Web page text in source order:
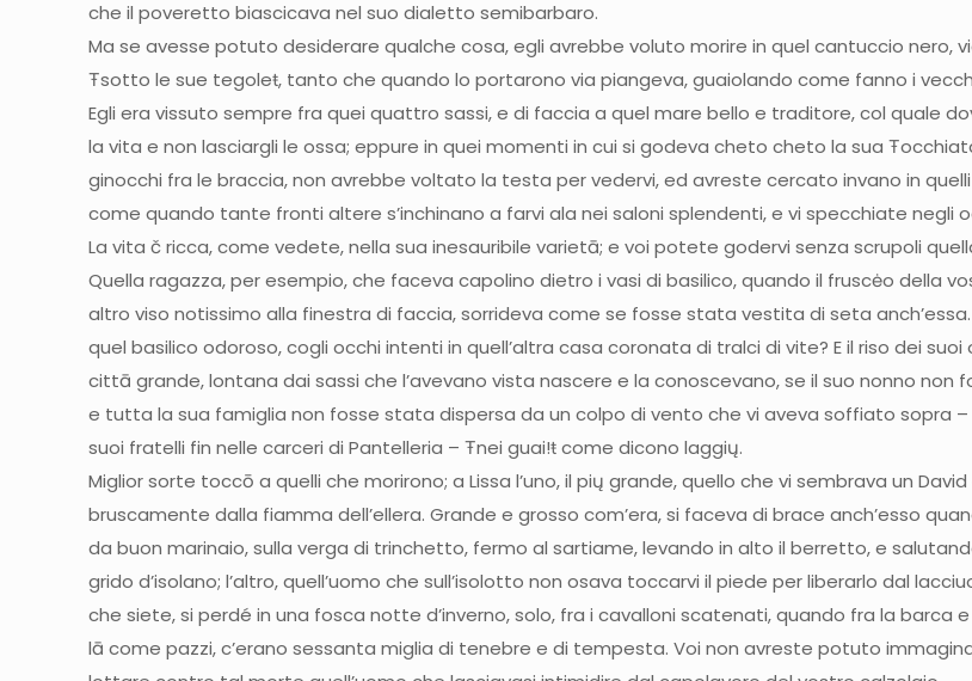
che il poveretto biascicava nel suo dialetto semibarbaro.
Ma se avesse potuto desiderare qualche cosa, egli avrebbe voluto morire in quel cantuccio nero,
Ŧsotto le sue tegoleŧ, tanto che quando lo portarono via piangeva, guaiolando come fanno i
Egli era vissuto sempre fra quei quattro sassi, e di faccia a quel mare bello e traditore, col quale
la vita e non lasciargli le ossa; eppure in quei momenti in cui si godeva cheto cheto la sua
ginocchi fra le braccia, non avrebbe voltato la testa per vedervi, ed avreste cercato invano in
come quando tante fronti altere s’inchinano a farvi ala nei saloni splendenti, e vi specchiate negli
La vita č ricca, come vedete, nella sua inesauribile varietā; e voi potete godervi senza scrupoli
Quella ragazza, per esempio, che faceva capolino dietro i vasi di basilico, quando il fruscėo della
altro viso notissimo alla finestra di faccia, sorrideva come se fosse stata vestita di seta
quel basilico odoroso, cogli occhi intenti in quell’altra casa coronata di tralci di vite? E il riso dei
cittā grande, lontana dai sassi che l’avevano vista nascere e la conoscevano, se il suo nonno
e tutta la sua famiglia non fosse stata dispersa da un colpo di vento che vi aveva soffiato sopra
suoi fratelli fin nelle carceri di Pantelleria – Ŧnei guai!ŧ come dicono laggių.
Miglior sorte toccō a quelli che morirono; a Lissa l’uno, il pių grande, quello che vi sembrava un
bruscamente dalla fiamma dell’ellera. Grande e grosso com’era, si faceva di brace anch’esso
da buon marinaio, sulla verga di trinchetto, fermo al sartiame, levando in alto il berretto, e
grido d’isolano; l’altro, quell’uomo che sull’isolotto non osava toccarvi il piede per liberarlo dal
che siete, si perdé in una fosca notte d’inverno, solo, fra i cavalloni scatenati, quando fra la barca
lā come pazzi, c’erano sessanta miglia di tenebre e di tempesta. Voi non avreste potuto